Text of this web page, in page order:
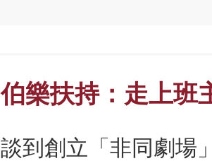
伯樂扶持：走上班
談到創立「非同劇場